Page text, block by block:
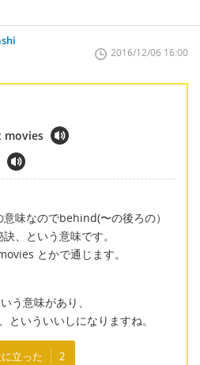
2016/12/06 16:00
movies
味なのでbehind(〜の後ろの）
、という意味です。
とかで通じます。
う意味があり、
といういいしになりますね。
立った 2